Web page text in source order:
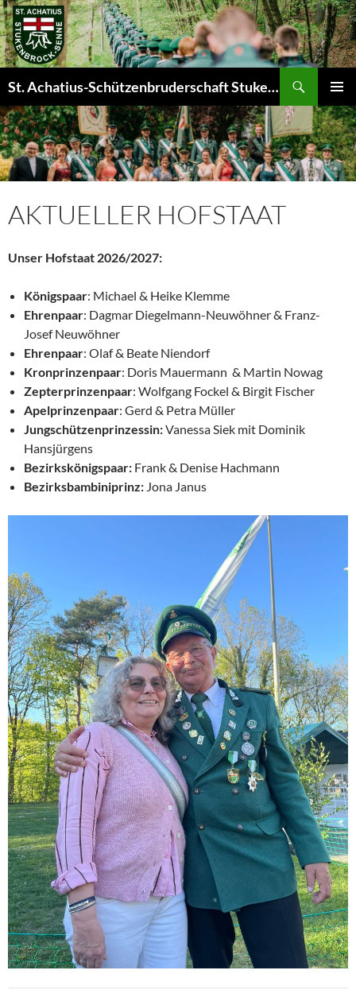
Zum
Inhalt
springen
St. Achatius-Schützenbruderschaft Stukenbrock-Senne e.V.
MENÜ
AKTUELLER HOFSTAAT
Unser Hofstaat 2026/2027:
Königspaar: Michael & Heike Klemme
Ehrenpaar: Dagmar Diegelmann-Neuwöhner & Franz-
Josef Neuwöhner
Ehrenpaar: Olaf & Beate Niendorf
Kronprinzenpaar: Doris Mauermann & Martin Nowag
Zepterprinzenpaar: Wolfgang Fockel & Birgit Fischer
Apelprinzenpaar: Gerd & Petra Müller
Jungschützenprinzessin:Vanessa Siek mit Dominik
Hansjürgens
Bezirkskönigspaar: Frank & Denise Hachmann
Bezirksbambiniprinz: Jona Janus